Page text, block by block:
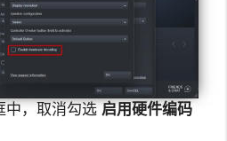
中，取消勾选 启用硬件编码